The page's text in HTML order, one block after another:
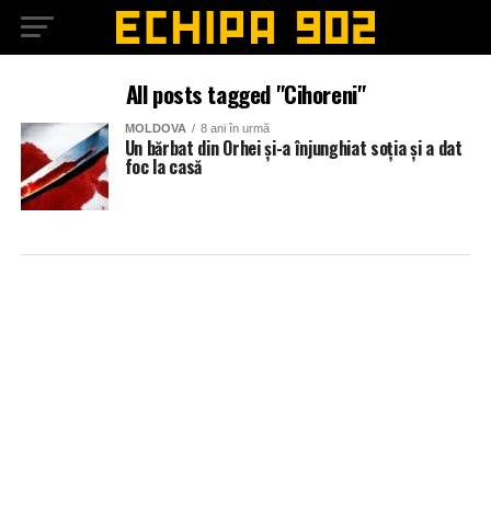
All posts tagged "Cihoreni"
MOLDOVA 8 ani în urmă
Un bărbat din Orhei și-a înjunghiat soția și a dat
foc la casă